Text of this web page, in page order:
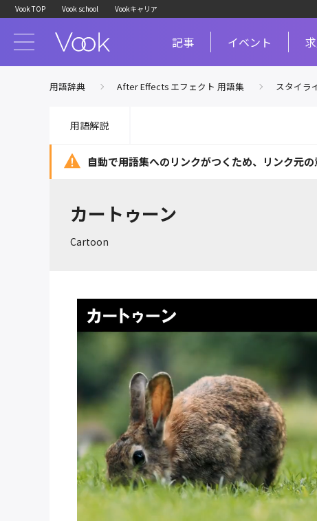
Vook TOP Vook school Vookキャリア
記事 イベント
用語辞典 After Effects エフェクト 用語集 スタイラ
用語解説
自動で用語集へのリンクがつくため、 リンク元
カートゥーン
Cartoon